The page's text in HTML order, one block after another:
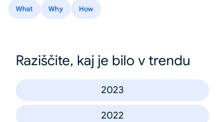
What Why How
Raziščite, kaj je bilo v trendu
2023
2022